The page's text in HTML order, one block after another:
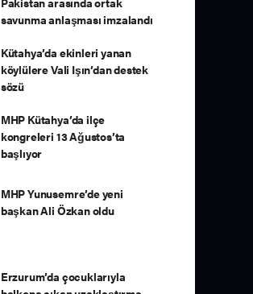
savunma anlaşması imzalandı
Kütahya’da ekinleri yanan
köylülere Vali Işın’dan destek
sözü
MHP Kütahya’da ilçe
kongreleri 13 Ağustos’ta
başlıyor
MHP Yunusemre’de yeni
başkan Ali Özkan oldu
Erzurum’da çocuklarıyla